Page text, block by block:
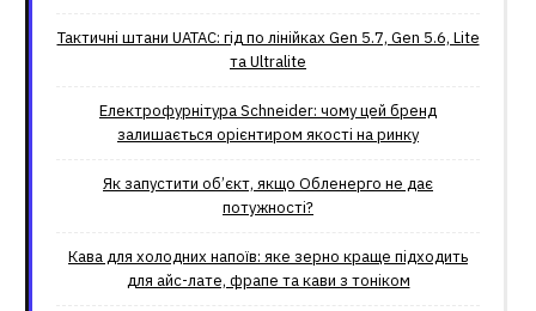
Тактичні штани UATAC: гід по лінійках Gen 5.7, Gen 5.6, Lite
та Ultralite
Електрофурнітура Schneider: чому цей бренд
залишається орієнтиром якості на ринку
Як запустити об’єкт, якщо Обленерго не дає
потужності?
Кава для холодних напоїв: яке зерно краще підходить
для айс-лате, фрапе та кави з тоніком